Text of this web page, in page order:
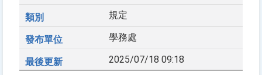
規定
學務處
2025/07/18 09:18